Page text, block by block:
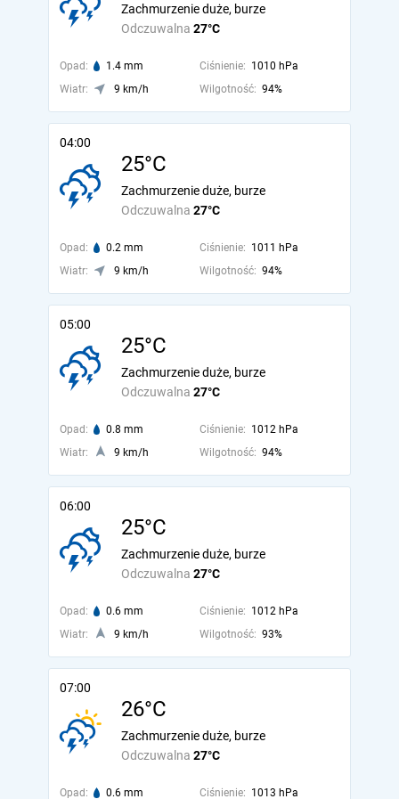
Odczuwalna 27°C
Zachmurzenie duże, burze
Opad: 1.4 mm Ciśnienie: 1010 hPa
Wiatr:
9 km/h Wilgotność: 94%
04:00
25°C
Odczuwalna 27°C
Zachmurzenie duże, burze
Opad: 0.2 mm Ciśnienie: 1011 hPa
Wiatr:
9 km/h Wilgotność: 94%
05:00
25°C
Odczuwalna 27°C
Zachmurzenie duże, burze
Opad: 0.8 mm Ciśnienie: 1012 hPa
Wiatr:
9 km/h Wilgotność: 94%
06:00
25°C
Odczuwalna 27°C
Zachmurzenie duże, burze
Opad: 0.6 mm Ciśnienie: 1012 hPa
Wiatr:
9 km/h Wilgotność: 93%
07:00
26°C
Odczuwalna 27°C
Zachmurzenie duże, burze
Opad: 0.6 mm Ciśnienie: 1013 hPa